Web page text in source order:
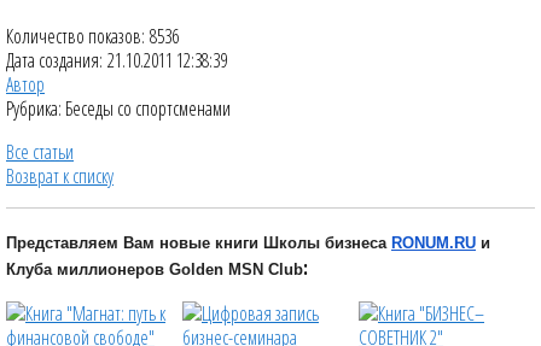
Количество показов: 8536
Дата создания: 21.10.2011 12:38:39
Автор
Рубрика: Беседы со спортсменами
Все статьи
Возврат к списку
Представляем Вам новые книги Школы бизнеса RONUM.RU и
Клуба миллионеров Golden MSN Club: